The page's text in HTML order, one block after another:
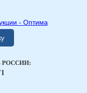
РОССИИ: